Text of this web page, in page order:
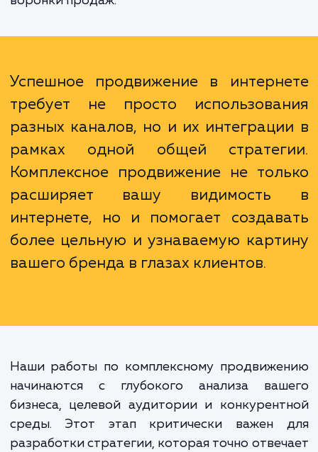
точек контакта с потенциальными
будут гармонично дополнять друг
различных каналах и на различных
воронки продаж.
Успешное продвижение в
требует не просто
разных каналов, но и их
расширяет вашу
интернете, но и помогает
более цельную и узнаваемую
вашего бренда в глазах клиентов.